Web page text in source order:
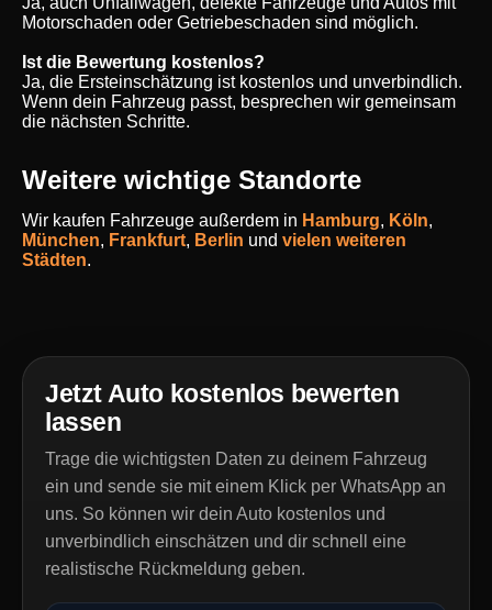
Motorschaden oder Getriebeschaden sind möglich.
Ist die Bewertung kostenlos?
Ja, die Ersteinschätzung ist kostenlos und unverbindlich.
Wenn dein Fahrzeug passt, besprechen wir gemeinsam
die nächsten Schritte.
Weitere wichtige Standorte
Wir kaufen Fahrzeuge außerdem in Hamburg, Köln,
München, Frankfurt, Berlin und vielen weiteren
Städten.
Jetzt Auto kostenlos bewerten
lassen
Trage die wichtigsten Daten zu deinem Fahrzeug
ein und sende sie mit einem Klick per WhatsApp an
uns. So können wir dein Auto kostenlos und
unverbindlich einschätzen und dir schnell eine
realistische Rückmeldung geben.